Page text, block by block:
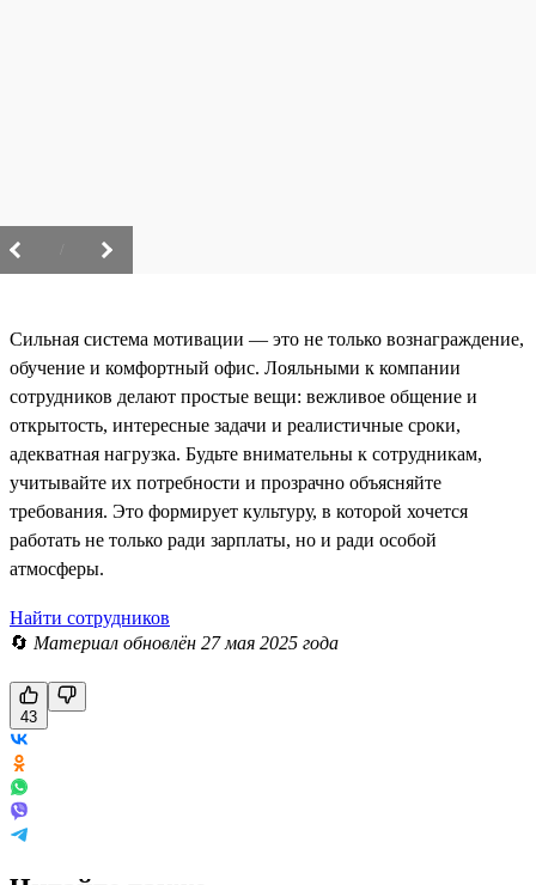
Сильная система мотивации — это не только вознаграждение,
обучение и комфортный офис. Лояльными к компании
сотрудников делают простые вещи: вежливое общение и
открытость, интересные задачи и реалистичные сроки,
адекватная нагрузка. Будьте внимательны к сотрудникам,
учитывайте их потребности и прозрачно объясняйте
требования. Это формирует культуру, в которой хочется
работать не только ради зарплаты, но и ради особой
атмосферы.
Найти сотрудников
🔄 Материал обновлён 27 мая 2025 года
43